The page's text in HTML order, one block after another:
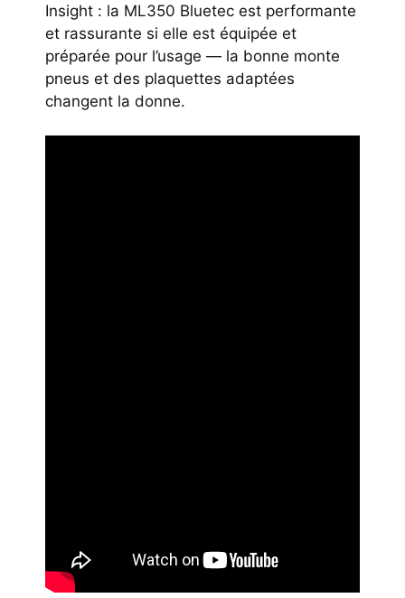
Insight : la ML350 Bluetec est performante
et rassurante si elle est équipée et
préparée pour l’usage — la bonne monte
pneus et des plaquettes adaptées
changent la donne.